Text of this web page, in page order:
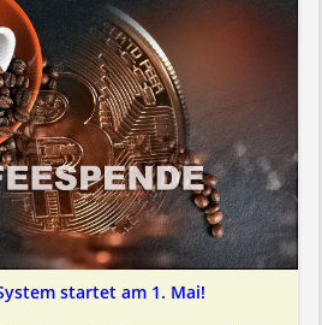
startet am 1. Mai!